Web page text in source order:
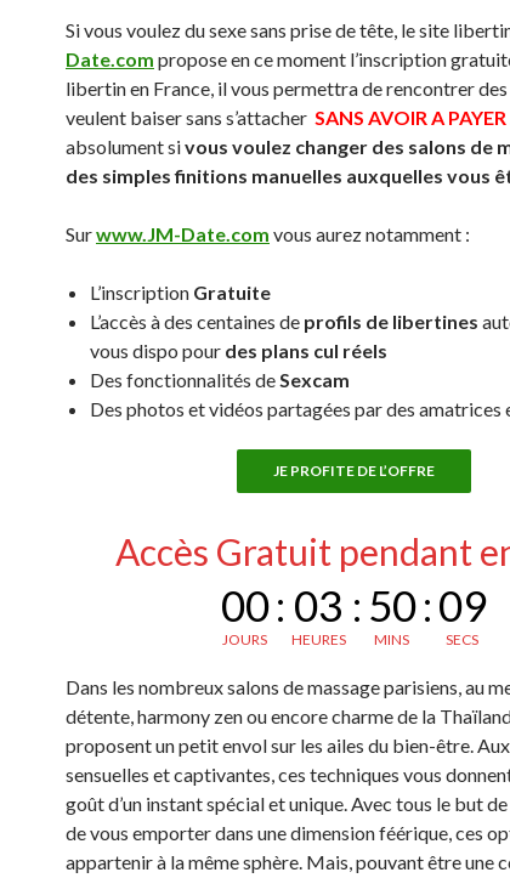
Si vous voulez du sexe sans prise de tête, le site
Date.com propose en ce moment l’inscription
libertin en France, il vous permettra de rencontrer
veulent baiser sans s’attacher SANS AVOIR A PAYER
absolument sivous voulez changer des salons de
des simples finitions manuelles auxquelles vous
Surwww.JM-Date.com vous aurez notamment :
L’inscription Gratuite
L’accès à des centaines de profils de libertines
vous dispo pour des plans cul réels
Des fonctionnalités deSexcam
Des photos et vidéos partagées par des amatrices
JE PROFITE DE L’OFFRE
Accès Gratuit pendant
00
JOURS
: 03
HEURES
: 50
MINS
:08
SECS
Dans les nombreux salons de massage parisiens, au
détente, harmony zen ou encore charme de la
proposent un petit envol sur les ailes du bien-être.
sensuelles et captivantes, ces techniques vous
goût d’un instant spécial et unique. Avec tous le but
de vous emporter dans une dimension féérique, ces
appartenir à la même sphère. Mais, pouvant être une